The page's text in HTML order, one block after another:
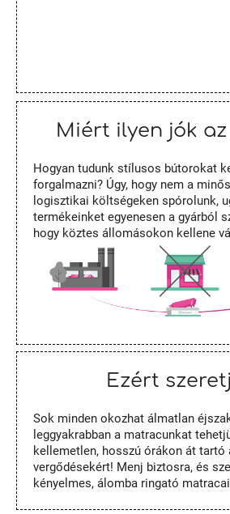
Miért ilyen jók
Hogyan tudunk stílusos bútorokat
forgalmazni? Úgy, hogy nem a
logisztikai költségeken spórolunk,
termékeinket egyenesen a gyárból
hogy köztes állomásokon kellene
Ezért
Sok minden okozhat álmatlan
leggyakrabban a matracunkat
kellemetlen, hosszú órákon át tartó
vergődésekért! Menj biztosra, és
kényelmes, álomba ringató